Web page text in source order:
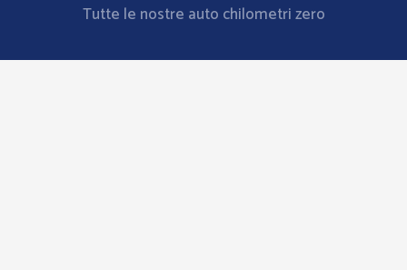
Tutte le nostre auto chilometri zero